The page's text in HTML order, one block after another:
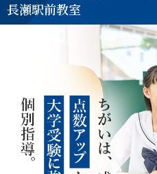
長瀬駅前教室